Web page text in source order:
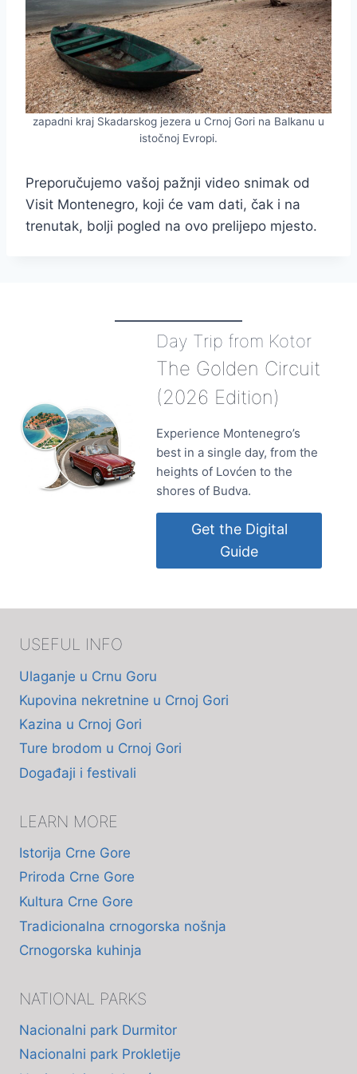
zapadni kraj Skadarskog jezera u Crnoj Gori na Balkanu u
istočnoj Evropi.
Preporučujemo vašoj pažnji video snimak od
Visit Montenegro, koji će vam dati, čak i na
trenutak, bolji pogled na ovo prelijepo mjesto.
Day Trip from Kotor
The Golden Circuit
(2026 Edition)
Experience Montenegro’s
best in a single day, from the
heights of Lovćen to the
shores of Budva.
Get the Digital
Guide
USEFUL INFO
Ulaganje u Crnu Goru
Kupovina nekretnine u Crnoj Gori
Kazina u Crnoj Gori
Ture brodom u Crnoj Gori
Događaji i festivali
LEARN MORE
Istorija Crne Gore
Priroda Crne Gore
Kultura Crne Gore
Tradicionalna crnogorska nošnja
Crnogorska kuhinja
NATIONAL PARKS
Nacionalni park Durmitor
Nacionalni park Prokletije